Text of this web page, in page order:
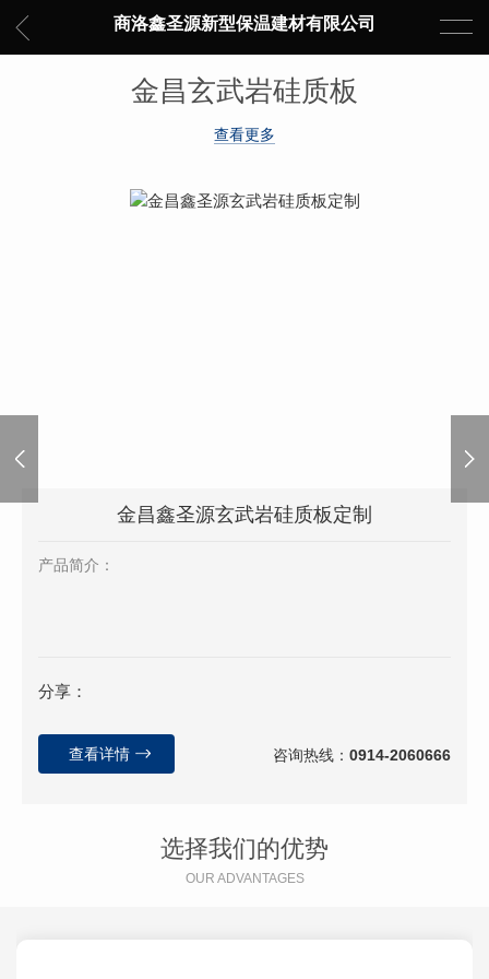
商洛鑫圣源新型保温建材有限公司
金昌玄武岩硅质板
查看更多
金昌鑫圣源玄武岩硅质板定制
产品简介：
分享：
查看详情 咨询热线： 0914-2060666
选择我们的优势
OUR ADVANTAGES